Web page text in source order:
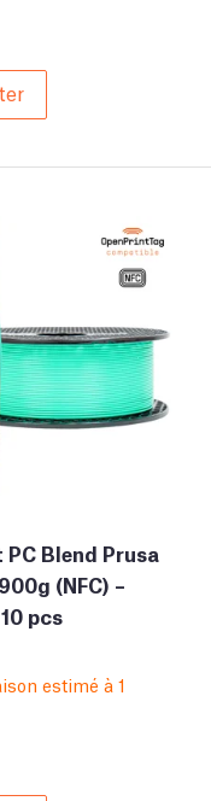
Blend Prusa
(NFC) –
pcs
estimé à 1